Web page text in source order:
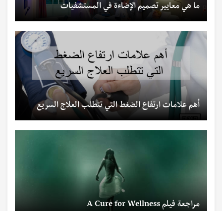
ما هي معايير تصميم الإضاءة في المستشفيات
أهم علامات ارتفاع الضغط التي تتطلب العلاج السريع
مراجعة فيلم A Cure for Wellness